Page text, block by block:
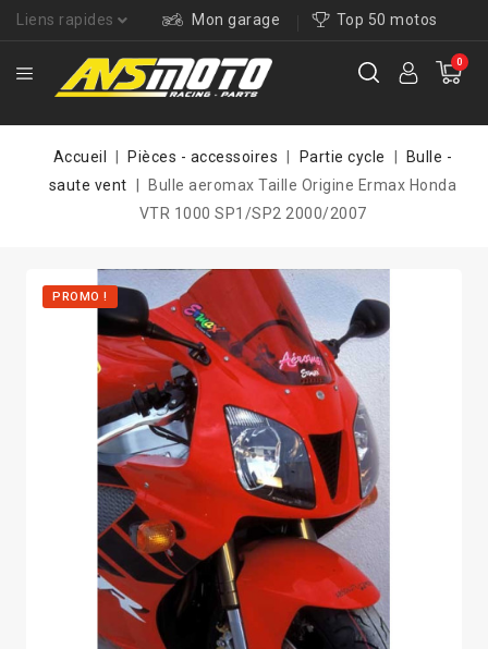
Liens rapides Mon garage Top 50 motos
0
Accueil Pièces - accessoires Partie cycle
Bulle -
saute vent
Bulle aeromax Taille Origine Ermax Honda
VTR 1000 SP1/SP2 2000/2007
PROMO !